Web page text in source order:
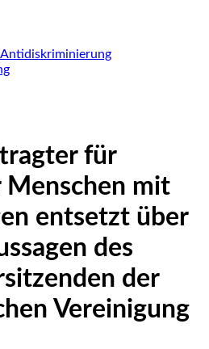
für
Menschen mit
entsetzt über
des
der
Vereinigung